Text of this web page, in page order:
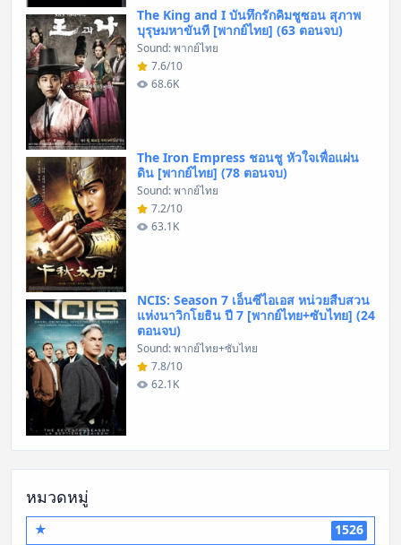
The King and I บันทึกรักคิมชูซอน สุภาพ
บุรุษมหาขันที [พากย์ไทย] (63 ตอนจบ)
Sound: พากย์ไทย
7.6/10
68.6K
The Iron Empress ชอนชู หัวใจเพื่อแผ่น
ดิน [พากย์ไทย] (78 ตอนจบ)
Sound: พากย์ไทย
7.2/10
63.1K
NCIS: Season 7 เอ็นซีไอเอส หน่วยสืบสวน
แห่งนาวิกโยธิน ปี 7 [พากย์ไทย+ซับไทย] (24
ตอนจบ)
Sound: พากย์ไทย+ซับไทย
7.8/10
62.1K
หมวดหมู่
★
1526